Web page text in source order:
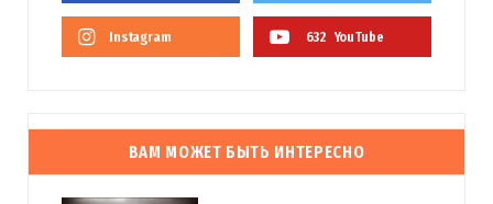
Instagram 632 YouTube
ВАМ МОЖЕТ БЫТЬ ИНТЕРЕСНО